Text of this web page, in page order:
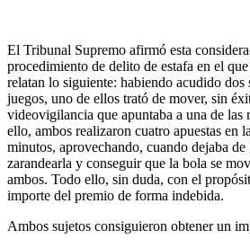
El Tribunal Supremo afirmó esta
procedimiento de delito de estafa en el
relatan lo siguiente: habiendo acudido dos
juegos, uno de ellos trató de mover, sin
videovigilancia que apuntaba a una de las
ello, ambos realizaron cuatro apuestas en
minutos, aprovechando, cuando dejaba
zarandearla y conseguir que la bola se
ambos. Todo ello, sin duda, con el
importe del premio de forma indebida.
Ambos sujetos consiguieron obtener un